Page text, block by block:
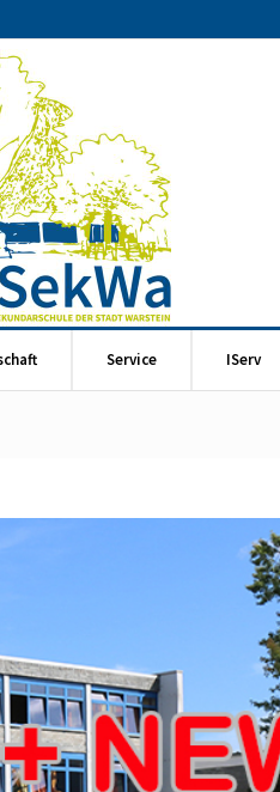
Service IServ